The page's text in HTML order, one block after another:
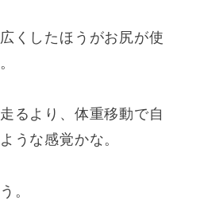
くしたほうがお尻が使
るより、体重移動で自
うな感覚かな。
。